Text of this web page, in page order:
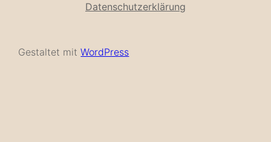
Datenschutzerklärung
Gestaltet mitWordPress